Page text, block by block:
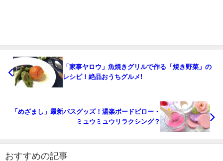
「家事ヤロウ」魚焼きグリルで作る「焼き野菜」の
レシピ！絶品おうちグルメ!
「めざまし」最新バスグッズ！湯楽ボードピロー・
ミュウミュウリラクシング？
おすすめの記事